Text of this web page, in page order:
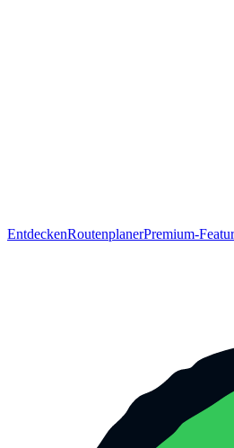
EntdeckenRoutenplanerPremium-